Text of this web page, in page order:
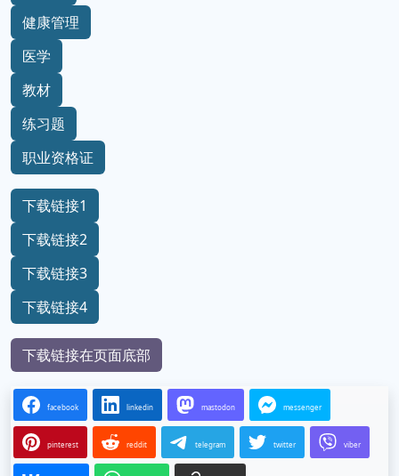
健康管理
医学
教材
练习题
职业资格证
下载链接1
下载链接2
下载链接3
下载链接4
下载链接在页面底部
facebook linkedin mastodon messenger
pinterest reddit telegram twitter viber